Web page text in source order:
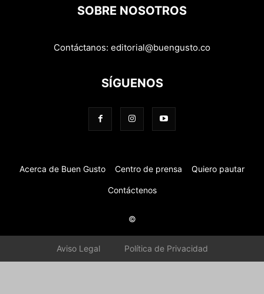
SOBRE NOSOTROS
Contáctanos: editorial@buengusto.co
SÍGUENOS
Acerca de Buen Gusto Centro de prensa Quiero pautar
Contáctenos
©
Aviso Legal Política de Privacidad